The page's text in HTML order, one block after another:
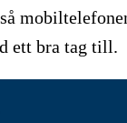
ett bra tag till.